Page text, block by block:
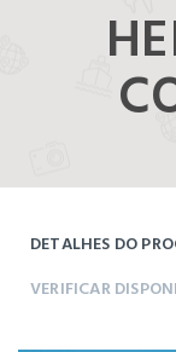
DETALHES DO
VERIFICAR